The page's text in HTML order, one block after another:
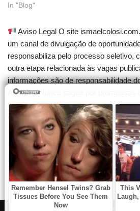
In "Blog"
Aviso Legal O site
um canal de divulgação de
responsabiliza pelo processo seletivo,
outra etapa relacionada às vagas
informações são de responsabilidade
Atenção! Nunca pague por promessas
compre cursos que garantam
qualquer cobrança para participar de